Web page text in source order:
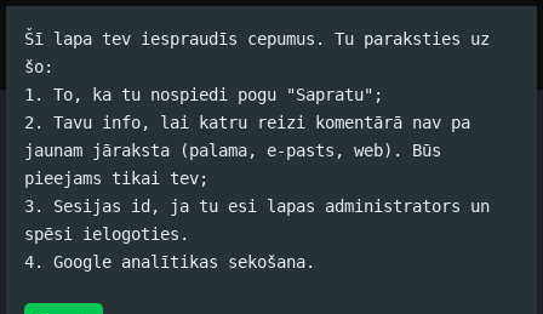
Šī lapa tev iespraudīs cepumus. Tu paraksties uz
šo:
1. To, ka tu nospiedi pogu "Sapratu";
2. Tavu info, lai katru reizi komentārā nav pa
jaunam jāraksta (palama, e-pasts, web). Būs
pieejams tikai tev;
3. Sesijas id, ja tu esi lapas administrators un
spēsi ielogoties.
4. Google analītikas sekošana.
RTU DITF RTS/SQ #2: Walk
through: level 1
Jānis Rubļevskis (koko) / 11.11.2005. 13:05 /